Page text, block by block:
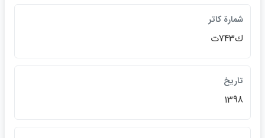
شمارة كاتر
ك743ت
تاريخ
1398